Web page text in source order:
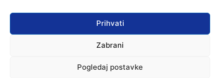
Prihvati
Zabrani
Pogledaj postavke
Autoklub Vinkovci u rujnu će obilježiti
stotu godišnjicu djelovanja